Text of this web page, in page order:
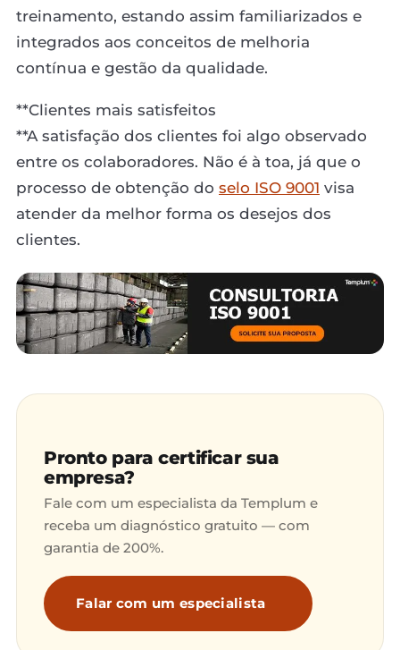
treinamento, estando assim familiarizados e
integrados aos conceitos de melhoria
contínua e gestão da qualidade.
**Clientes mais satisfeitos
**A satisfação dos clientes foi algo observado
entre os colaboradores. Não é à toa, já que o
processo de obtenção do selo ISO 9001 visa
atender da melhor forma os desejos dos
clientes.
Pronto para certificar sua
empresa?
Fale com um especialista da Templum e
receba um diagnóstico gratuito — com
garantia de 200%.
Falar com um especialista